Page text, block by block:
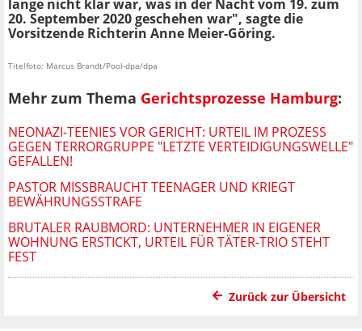
lange nicht klar war, was in der Nacht vom 19. zum
20. September 2020 geschehen war", sagte die
Vorsitzende Richterin Anne Meier-Göring.
Titelfoto: Marcus Brandt/Pool-dpa/dpa
Mehr zum Thema Gerichtsprozesse Hamburg:
NEONAZI-TEENIES VOR GERICHT: URTEIL IM PROZESS
GEGEN TERRORGRUPPE "LETZTE VERTEIDIGUNGSWELLE"
GEFALLEN!
PASTOR MISSBRAUCHT TEENAGER UND KRIEGT
BEWÄHRUNGSSTRAFE
BRUTALER RAUBMORD: UNTERNEHMER IN EIGENER
WOHNUNG ERSTICKT, URTEIL FÜR TÄTER-TRIO STEHT
FEST
Zurück zur Übersicht